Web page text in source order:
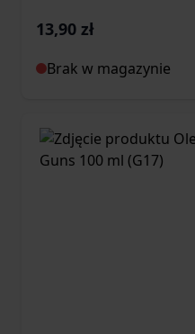
13,90 zł
Brak w magazynie